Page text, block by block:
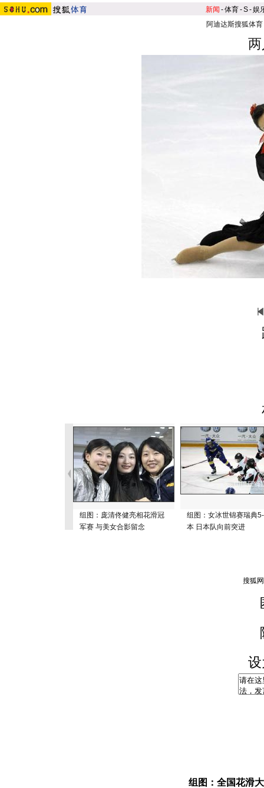
新闻 -体育-S-娱
阿迪达斯搜狐体育
组图：庞清佟健亮相花滑冠
军赛 与美女合影留念
组图：女冰世锦赛瑞典
本 日本队向前突进
组图：全国花滑